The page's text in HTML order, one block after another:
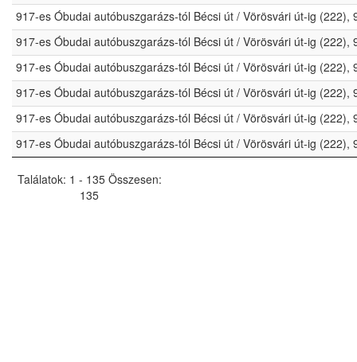
917-es Óbudai autóbuszgarázs-tól Bécsi út / Vörösvári út-ig
917-es Óbudai autóbuszgarázs-tól Bécsi út / Vörösvári út-ig
917-es Óbudai autóbuszgarázs-tól Bécsi út / Vörösvári út-ig
917-es Óbudai autóbuszgarázs-tól Bécsi út / Vörösvári út-ig
917-es Óbudai autóbuszgarázs-tól Bécsi út / Vörösvári út-ig
917-es Óbudai autóbuszgarázs-tól Bécsi út / Vörösvári út-ig
Találatok: 1 - 135 Összesen:
135